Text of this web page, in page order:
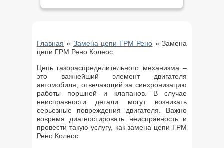
Главная » Замена цепи ГРМ Рено »Замена
цепи ГРМ Рено Колеос
Цепь газораспределительного механизма –
это важнейший элемент двигателя
автомобиля, отвечающий за синхронизацию
работы поршней и клапанов. В случае
неисправности детали могут возникать
серьезные повреждения двигателя. Важно
вовремя диагностировать неисправность и
провести такую услугу, как замена цепи ГРМ
Рено Колеос.